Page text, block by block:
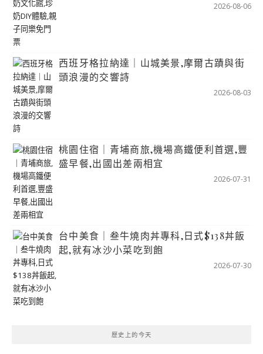
2026-08-06
西班牙格拉納達｜山城美景,摩爾古蹟與街
頭浪漫的交響詩
2026-08-03
桃園住宿｜青埔商旅,機場高鐵便利首選,豐
盛早餐,出國出差兩相宜
2026-07-31
台中美食｜叁牛燒肉丼專科,日式$138丼飯
起,就有冰沙小菜吃到飽
2026-07-30
歷史上的今天